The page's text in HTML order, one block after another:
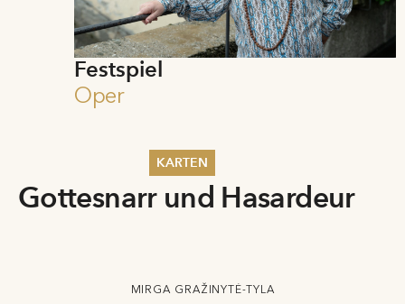
KARTEN
Sommer 2026
Festspiel
Oper
Gottesnarr und Hasardeur
MIRGA GRAŽINYTĖ-TYLA